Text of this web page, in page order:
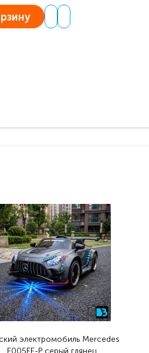
электромобиль Mercedes
E005EE-P серый глянец